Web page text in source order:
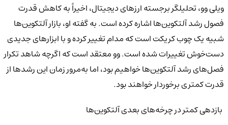
ویلی وو، تحلیلگر برجسته ارزهای دیجیتال، اخیراً به کاهش قدرت
فصول رشد آلتکوین‌ها اشاره کرده است. به گفته او، بازار آلتکوین‌ها
شبیه یک چوب کریکت است که مدام تغییر کرده و با ابزارهای جدیدی
دست‌خوش تغییرات شده است. وو معتقد است که اگرچه شاهد تکرار
فصل‌های رشد آلتکوین‌ها خواهیم بود، اما به‌مرور زمان این رشدها از
قدرت کمتری برخوردار خواهند بود.
بازدهی کمتر در چرخه‌های بعدی آلتکوین‌ها